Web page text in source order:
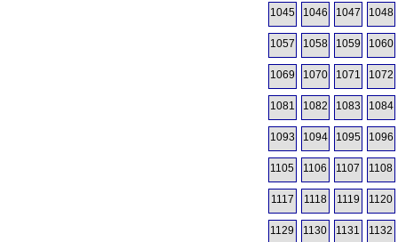
1045 1046 1047 1048
1057 1058 1059 1060
1069 1070 1071 1072
1081 1082 1083 1084
1093 1094 1095 1096
1105 1106 1107 1108
1117 1118 1119 1120
1129 1130 1131 1132